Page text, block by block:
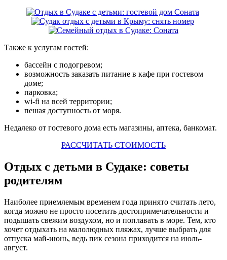
Также к услугам гостей:
бассейн с подогревом;
возможность заказать питание в кафе при гостевом
доме;
парковка;
wi-fi на всей территории;
пешая доступность от моря.
Недалеко от гостевого дома есть магазины, аптека, банкомат.
РАССЧИТАТЬ СТОИМОСТЬ
Отдых с детьми в Судаке: советы
родителям
Наиболее приемлемым временем года принято считать лето,
когда можно не просто посетить достопримечательности и
подышать свежим воздухом, но и поплавать в море. Тем, кто
хочет отдыхать на малолюдных пляжах, лучше выбрать для
отпуска май-июнь, ведь пик сезона приходится на июль-
август.